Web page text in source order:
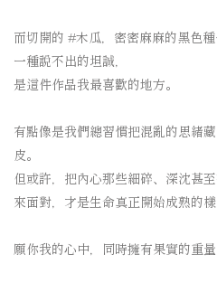
而切開的 #木瓜， 密密麻麻的黑色種
一種說不出的坦誠，
是這件作品我最喜歡的地方。
有點像是我們總習慣把混亂的思緒藏
皮。
但或許， 把內心那些細碎、深沈甚至
來面對， 才是生命真正開始成熟的樣
願你我的心中， 同時擁有果實的重